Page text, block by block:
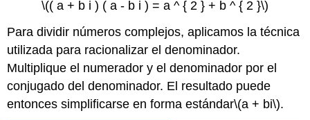
\(( a + b i ) ( a - b i ) = a ^ { 2 } + b ^ { 2 }\)
Para dividir números complejos, aplicamos la técnica
utilizada para racionalizar el denominador.
Multiplique el numerador y el denominador por el
conjugado del denominador. El resultado puede
entonces simplificarse en forma estándar\(a + bi\).